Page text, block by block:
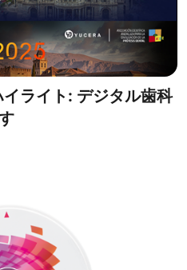
ライト: デジタル歯科